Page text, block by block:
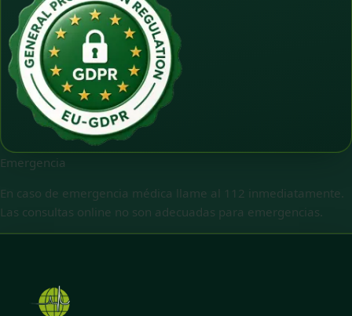
Emergencia
En caso de emergencia médica llame al 112 inmediatamente.
Las consultas online no son adecuadas para emergencias.